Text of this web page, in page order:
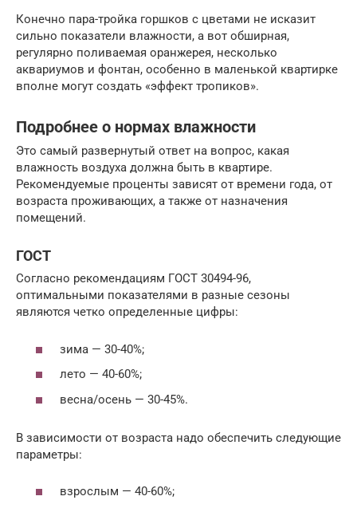
Конечно пара-тройка горшков с цветами не исказит
сильно показатели влажности, а вот обширная,
регулярно поливаемая оранжерея, несколько
аквариумов и фонтан, особенно в маленькой квартирке
вполне могут создать «эффект тропиков».
Подробнее о нормах влажности
Это самый развернутый ответ на вопрос, какая
влажность воздуха должна быть в квартире.
Рекомендуемые проценты зависят от времени года, от
возраста проживающих, а также от назначения
помещений.
ГОСТ
Согласно рекомендациям ГОСТ 30494-96,
оптимальными показателями в разные сезоны
являются четко определенные цифры:
зима — 30-40%;
лето — 40-60%;
весна/осень — 30-45%.
В зависимости от возраста надо обеспечить следующие
параметры:
взрослым — 40-60%;